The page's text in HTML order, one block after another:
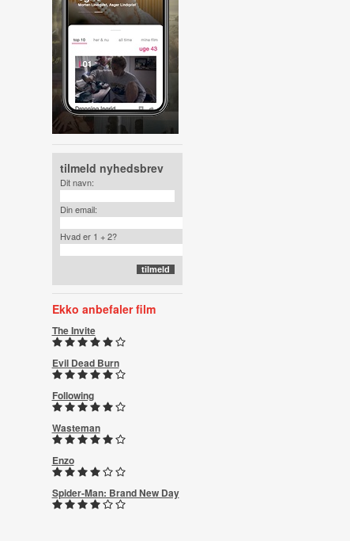
tilmeld nyhedsbrev
Dit navn:
Din email:
Hvad er 1 + 2?
Ekko anbefaler film
The Invite
Evil Dead Burn
Following
Wasteman
Enzo
Spider-Man: Brand New Day